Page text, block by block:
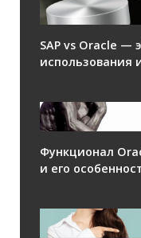
SAP vs Oracle —
использования
Функционал
и его